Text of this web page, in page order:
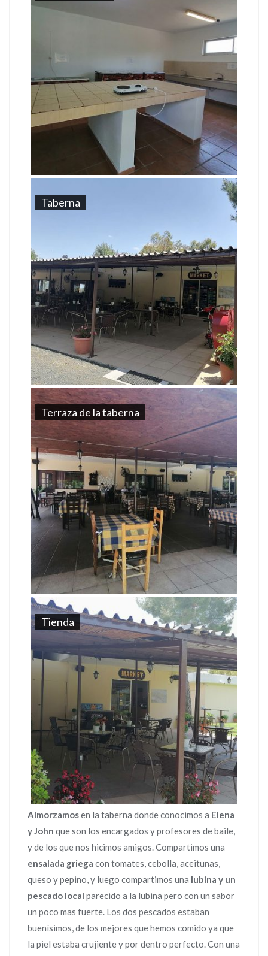
Taberna
Terraza de la taberna
Tienda
Almorzamosen la taberna donde conocimos a Elena
y John que son los encargados y profesores de baile,
y de los que nos hicimos amigos. Compartimos una
ensalada griega con tomates, cebolla, aceitunas,
queso y pepino, y luego compartimos una lubina y un
pescado local parecido a la lubina pero con un sabor
un poco mas fuerte. Los dos pescados estaban
buenísimos, de los mejores que hemos comido ya que
la piel estaba crujiente y por dentro perfecto. Con una